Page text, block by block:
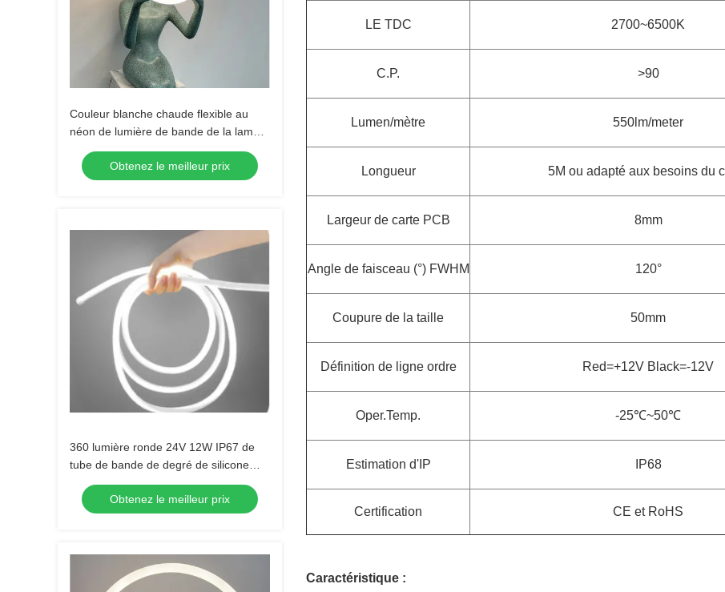
Couleur blanche chaude flexible au
néon de lumière de bande de la lampe
au néon 24V IP67 de silicone de LED
Obtenez le meilleur prix
360 lumière ronde 24V 12W IP67 de
tube de bande de degré de silicone
flexible au néon de la lumière DIY LED
Obtenez le meilleur prix
LE TDC 2700~6500K
C.P. >90
Lumen/mètre 550lm/meter
Longueur 5M ou adapté aux besoins du
Largeur de carte PCB 8mm
Angle de faisceau (°) FWHM 120°
Coupure de la taille 50mm
Définition de ligne ordre Red=+12V Black=-12V
Oper.Temp. -25℃~50℃
Estimation d'IP IP68
Certification CE et RoHS
Caractéristique :